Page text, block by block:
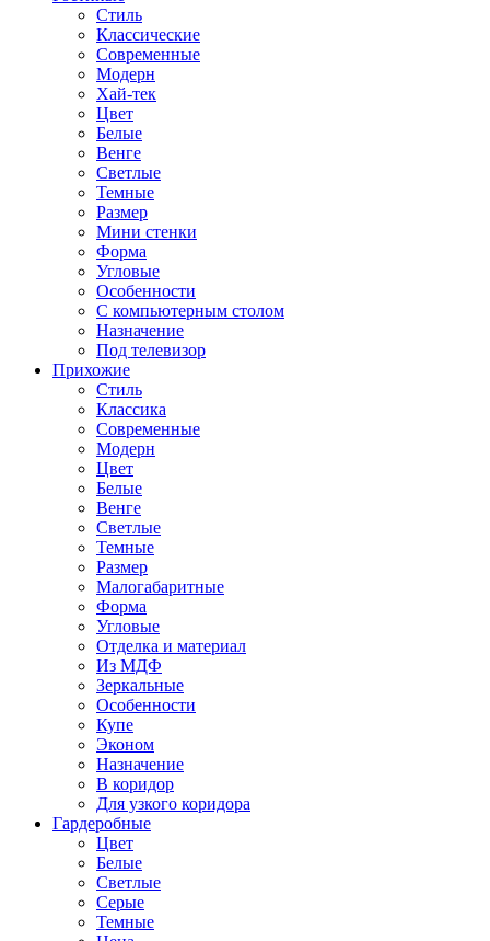
Стиль
Классические
Современные
Модерн
Хай-тек
Цвет
Белые
Венге
Светлые
Темные
Размер
Мини стенки
Форма
Угловые
Особенности
С компьютерным столом
Назначение
Под телевизор
Прихожие
Стиль
Классика
Современные
Модерн
Цвет
Белые
Венге
Светлые
Темные
Размер
Малогабаритные
Форма
Угловые
Отделка и материал
Из МДФ
Зеркальные
Особенности
Купе
Эконом
Назначение
В коридор
Для узкого коридора
Гардеробные
Цвет
Белые
Светлые
Серые
Темные